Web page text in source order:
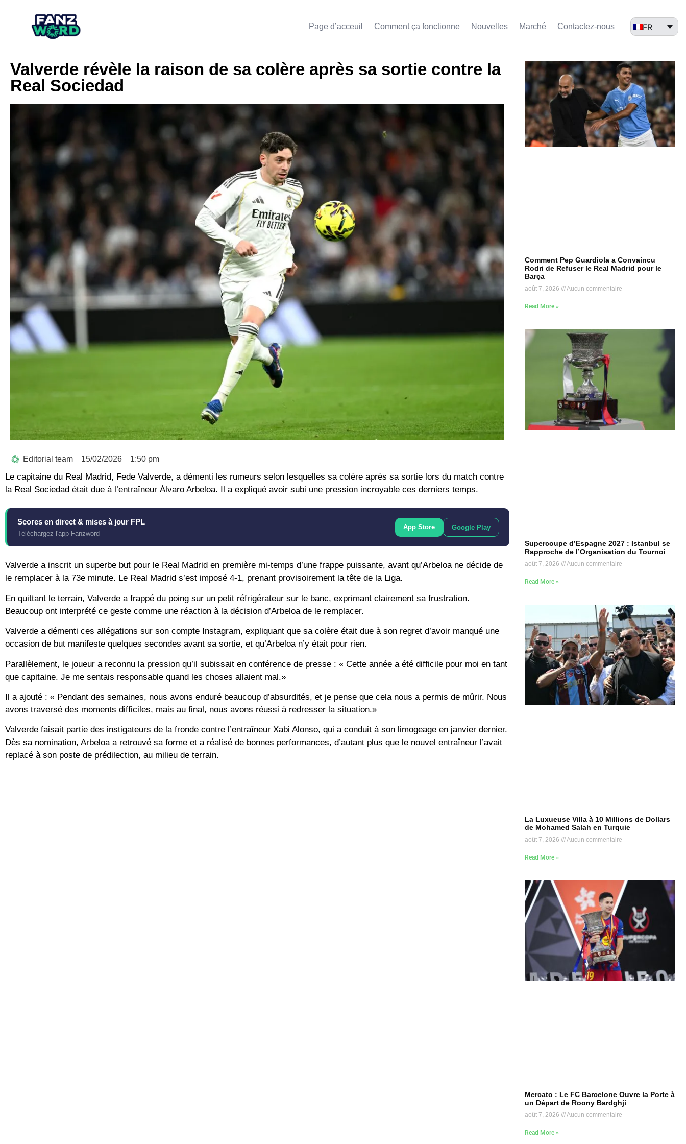
Page d’acceuil Comment ça fonctionne Nouvelles Marché​ Contactez-nous FR
Valverde révèle la raison de sa colère après sa sortie contre la
Real Sociedad
Editorial team 15/02/2026 1:50 pm
Le capitaine du Real Madrid, Fede Valverde, a démenti les rumeurs selon lesquelles sa colère après sa sortie lors du match contre
la Real Sociedad était due à l’entraîneur Álvaro Arbeloa. Il a expliqué avoir subi une pression incroyable ces derniers temps.
Scores en direct & mises à jour FPL
Téléchargez l'app Fanzword
App Store Google Play
Valverde a inscrit un superbe but pour le Real Madrid en première mi-temps d’une frappe puissante, avant qu’Arbeloa ne décide de
le remplacer à la 73e minute. Le Real Madrid s’est imposé 4-1, prenant provisoirement la tête de la Liga.
En quittant le terrain, Valverde a frappé du poing sur un petit réfrigérateur sur le banc, exprimant clairement sa frustration.
Beaucoup ont interprété ce geste comme une réaction à la décision d’Arbeloa de le remplacer.
Valverde a démenti ces allégations sur son compte Instagram, expliquant que sa colère était due à son regret d’avoir manqué une
occasion de but manifeste quelques secondes avant sa sortie, et qu’Arbeloa n’y était pour rien.
Parallèlement, le joueur a reconnu la pression qu’il subissait en conférence de presse : « Cette année a été difficile pour moi en tant
que capitaine. Je me sentais responsable quand les choses allaient mal.»
Il a ajouté : « Pendant des semaines, nous avons enduré beaucoup d’absurdités, et je pense que cela nous a permis de mûrir. Nous
avons traversé des moments difficiles, mais au final, nous avons réussi à redresser la situation.»
Valverde faisait partie des instigateurs de la fronde contre l’entraîneur Xabi Alonso, qui a conduit à son limogeage en janvier dernier.
Dès sa nomination, Arbeloa a retrouvé sa forme et a réalisé de bonnes performances, d’autant plus que le nouvel entraîneur l’avait
replacé à son poste de prédilection, au milieu de terrain.
Comment Pep Guardiola a Convaincu
Rodri de Refuser le Real Madrid pour le
Barça
août 7, 2026 Aucun commentaire
Read More »
Supercoupe d’Espagne 2027 : Istanbul se
Rapproche de l’Organisation du Tournoi
août 7, 2026 Aucun commentaire
Read More »
La Luxueuse Villa à 10 Millions de Dollars
de Mohamed Salah en Turquie
août 7, 2026 Aucun commentaire
Read More »
Mercato : Le FC Barcelone Ouvre la Porte à
un Départ de Roony Bardghji
août 7, 2026 Aucun commentaire
Read More »